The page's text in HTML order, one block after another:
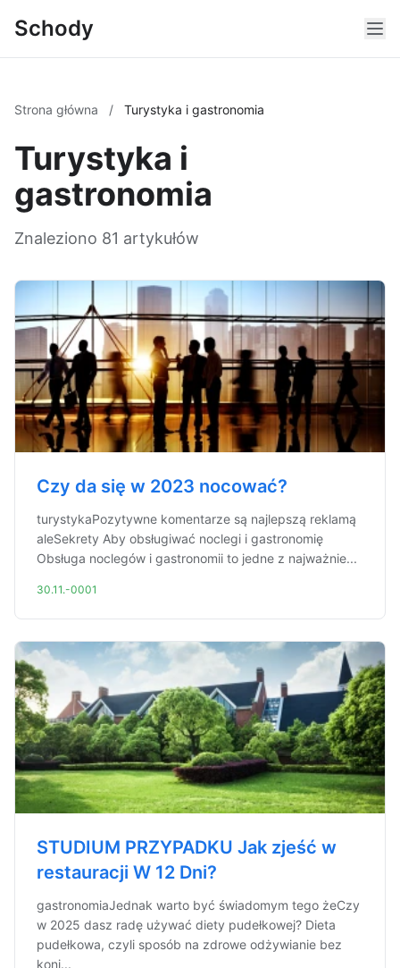
Schody
Strona główna / Turystyka i gastronomia
Turystyka i
gastronomia
Znaleziono 81 artykułów
Czy da się w 2023 nocować?
turystykaPozytywne komentarze są najlepszą reklamą
aleSekrety Aby obsługiwać noclegi i gastronomię
Obsługa noclegów i gastronomii to jedne z najważnie...
30.11.-0001
STUDIUM PRZYPADKU Jak zjeść w
restauracji W 12 Dni?
gastronomiaJednak warto być świadomym tego żeCzy
w 2025 dasz radę używać diety pudełkowej? Dieta
pudełkowa, czyli sposób na zdrowe odżywianie bez
koni...